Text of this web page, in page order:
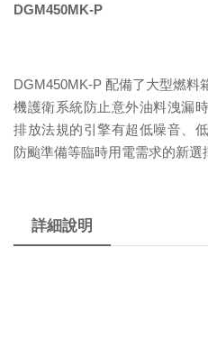
DGM450MK-P
DGM450MK-P 配備了大型燃料
機護衛系統防止意外油料洩漏
排放法規的引擎有超低噪音、
防颱準備等臨時用電需求的新選
詳細說明